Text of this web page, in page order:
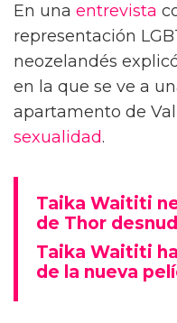
En una entrevista
representación
neozelandés
en la que se ve a
apartamento de
sexualidad.
Taika Waititi
de Thor
Taika Waititi
de la nueva